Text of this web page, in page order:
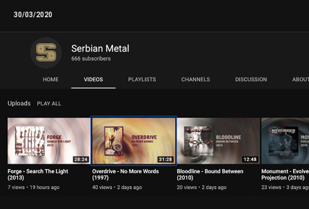
30/03/2020